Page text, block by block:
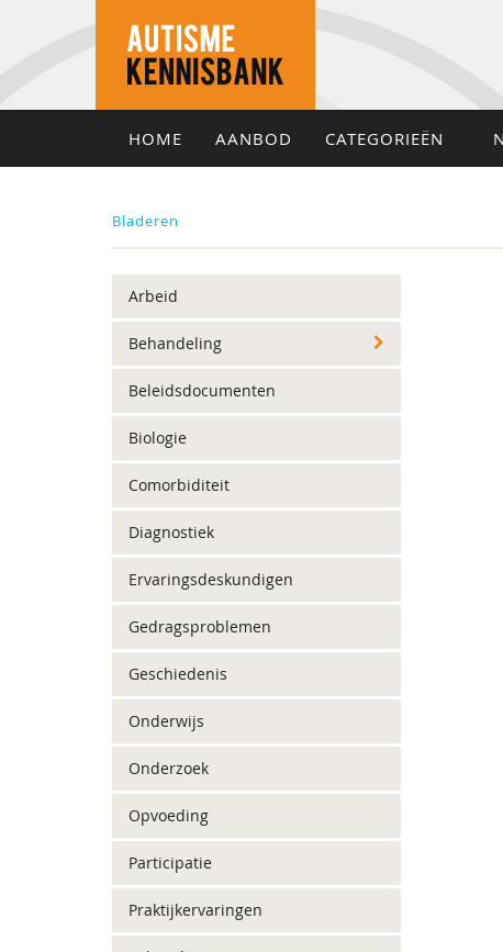
HOME AANBOD CATEGORIEËN
Bladeren
Arbeid
Behandeling
Beleidsdocumenten
Biologie
Comorbiditeit
Diagnostiek
Ervaringsdeskundigen
Gedragsproblemen
Geschiedenis
Onderwijs
Onderzoek
Opvoeding
Participatie
Praktijkervaringen